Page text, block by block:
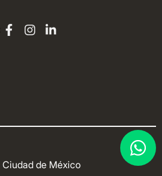
Ciudad de México